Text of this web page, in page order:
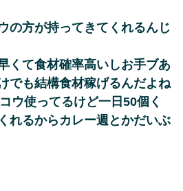
の方が持ってきてくれるんじ
くて食材確率高いしお手ブあ
でも結構食材稼げるんだよね
ウ使ってるけど一日50個く
れるからカレー週とかだいぶ